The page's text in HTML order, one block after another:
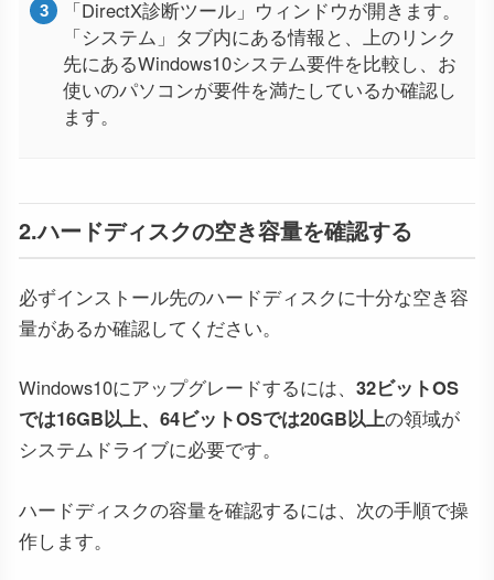
「DirectX診断ツール」ウィンドウが開きます。
「システム」タブ内にある情報と、上のリンク
先にあるWindows10システム要件を比較し、お
使いのパソコンが要件を満たしているか確認し
ます。
2.ハードディスクの空き容量を確認する
必ずインストール先のハードディスクに十分な空き容
量があるか確認してください。
Windows10にアップグレードするには、 32ビットOS
では16GB以上、64ビットOSでは20GB以上の領域が
システムドライブに必要です。
ハードディスクの容量を確認するには、次の手順で操
作します。